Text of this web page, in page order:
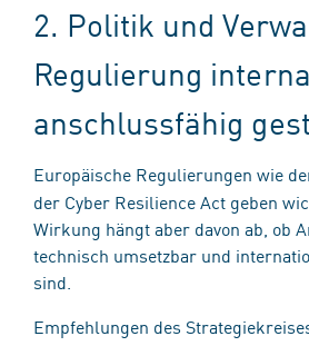
2. Politik und
Regulierung
anschlussfähig
Europäische Regulierungen wie
der Cyber Resilience Act geben
Wirkung hängt aber davon ab, ob
technisch umsetzbar und
sind.
Empfehlungen des